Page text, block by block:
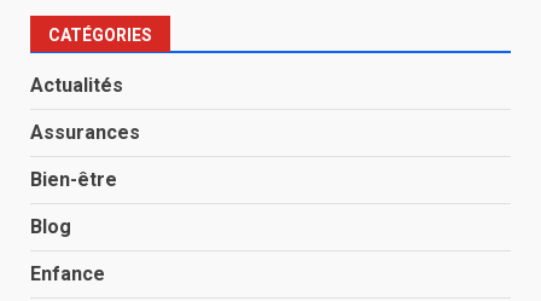
CATÉGORIES
Actualités
Assurances
Bien-être
Blog
Enfance